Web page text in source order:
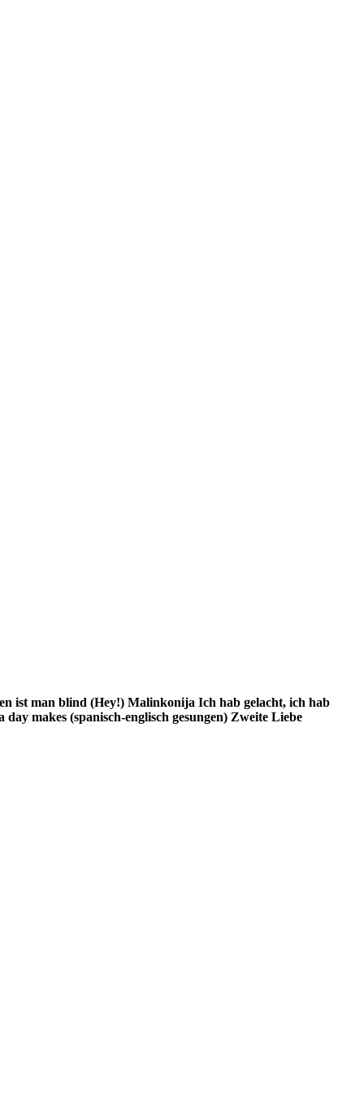
ist man blind (Hey!) Malinkonija Ich hab gelacht, ich hab
day makes (spanisch-englisch gesungen) Zweite Liebe